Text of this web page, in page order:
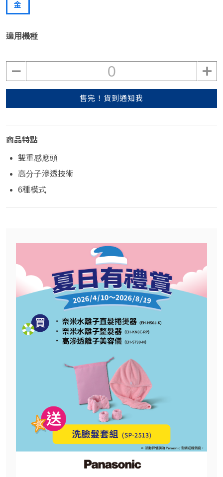
金
適用機種
0
售完！貨到通知我
商品特點
雙重感應頭
高分子滲透技術
6種模式